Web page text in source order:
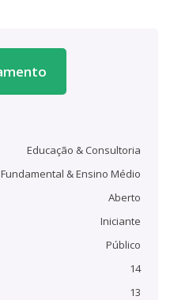
Educação & Consultoria
Fundamental & Ensino Médio
Aberto
Iniciante
Público
14
13